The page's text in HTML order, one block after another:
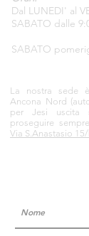
Dal LUNEDI' al
SABATO dalle
SABATO
La nostra sede
Ancona Nord
per Jesi uscita
proseguire
Via S.Anastasio